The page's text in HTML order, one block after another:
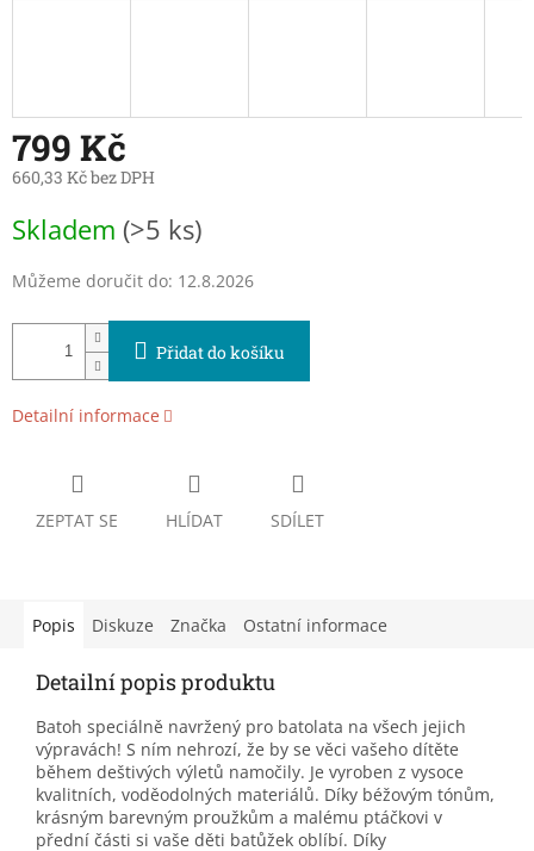
799 Kč
660,33 Kč bez DPH
cena:
Skladem (>5 ks)
Můžeme doručit do: 12.8.2026
Přidat do košíku
Detailní informace
ZEPTAT SE HLÍDAT SDÍLET
Popis Diskuze Značka Ostatní informace
Detailní popis produktu
Batoh speciálně navržený pro batolata na všech jejich
výpravách! S ním nehrozí, že by se věci vašeho dítěte
během deštivých výletů namočily. Je vyroben z vysoce
kvalitních, voděodolných materiálů. Díky béžovým tónům,
krásným barevným proužkům a malému ptáčkovi v
přední části si vaše děti batůžek oblíbí. Díky